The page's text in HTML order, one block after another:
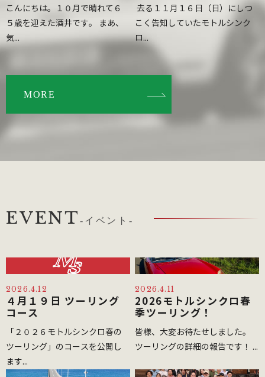
こんにちは。１０月で晴れて６
５歳を迎えた酒井です。 まあ、
気...
去る１１月１６日（日）にしつ
こく告知していたモトルシンク
ロ...
MORE
EVENT -イベント-
2026.4.12
４月１９日 ツーリング
コース
「２０２６モトルシンクロ春の
ツーリング」のコースを公開し
ます...
2026.4.11
2026モトルシンクロ春
季ツーリング！
皆様、大変お待たせしました。
ツーリングの詳細の報告です！ ...